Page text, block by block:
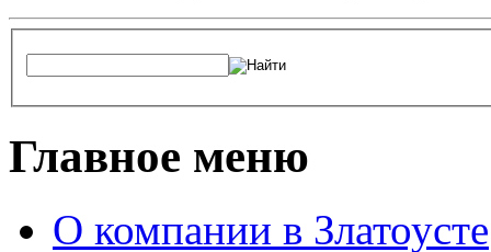
Главное меню
О компании в Златоусте